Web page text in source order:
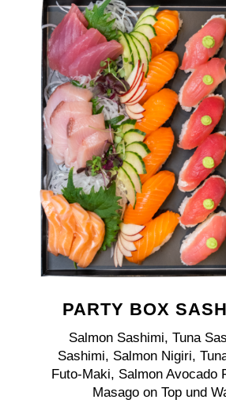
PARTY BOX
Salmon Sashimi, Tuna
Sashimi, Salmon Nigiri,
Futo-Maki, Salmon Avocado
Masago on Top und